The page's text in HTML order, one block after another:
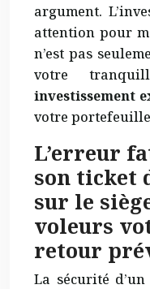
argument.
attention pour
n’est pas
votre
investissement
votre
L’erreur
son ticket
sur le
voleurs
retour
La sécurité